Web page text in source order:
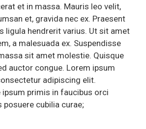
et in massa. Mauris leo velit,
et, gravida nec ex. Praesent
ligula hendrerit varius. Ut sit amet
a malesuada ex. Suspendisse
sit amet molestie. Quisque
auctor congue. Lorem ipsum
adipiscing elit.
primis in faucibus orci
cubilia curae;